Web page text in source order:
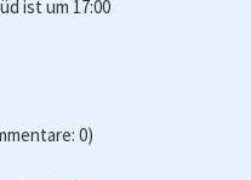
ist um 17:00
0)